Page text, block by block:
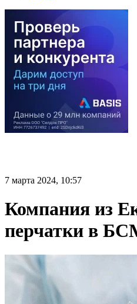
7 марта 2024, 10:57
Компания из
перчатки в